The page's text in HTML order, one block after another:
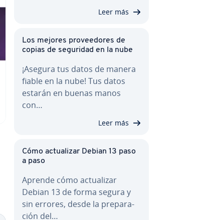
Leer más
Los mejores pro­vee­do­res de
copias de seguridad en la nube
¡Asegura tus datos de manera
fiable en la nube! Tus datos
estarán en buenas manos
con…
Leer más
Cómo ac­tua­li­zar Debian 13 paso
a paso
Aprende cómo ac­tua­li­zar
Debian 13 de forma segura y
sin errores, desde la pre­pa­ra­
ción del…